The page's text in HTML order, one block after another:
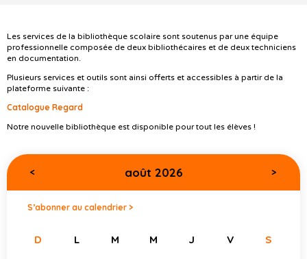
Les services de la bibliothèque scolaire sont soutenus par une équipe
professionnelle composée de deux bibliothécaires et de deux techniciens
en documentation.
Plusieurs services et outils sont ainsi offerts et accessibles à partir de la
plateforme suivante :
Catalogue Regard
Notre nouvelle bibliothèque est disponible pour tout les élèves !
< août 2026 >
S’abonner au calendrier >
D L M M J V S